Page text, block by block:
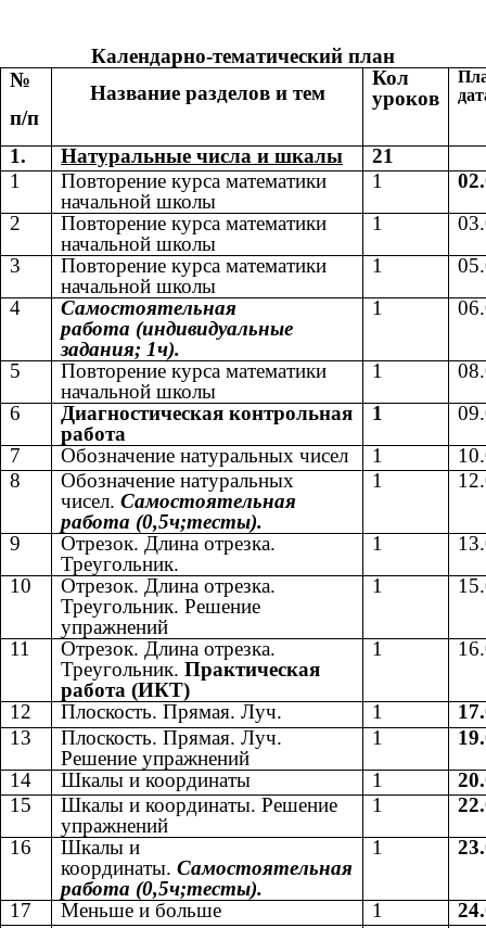
Календарно-тематический план
№
п/п
Название разделов и тем
Кол
уроков
1. Натуральные числа и шкалы
21
1
Повторение курса математики
начальной школы
1
2
Повторение курса математики
начальной школы
1
3
Повторение курса математики
начальной школы
1
4
Самостоятельная
работа (индивидуальные
задания; 1ч).
1
5
Повторение курса математики
начальной школы
1
6
Диагностическая контрольная
работа
1
7
Обозначение натуральных чисел 1
8
Обозначение натуральных
чисел. Самостоятельная
работа (0,5ч;тесты).
1
9
Отрезок. Длина отрезка.
Треугольник.
1
10
Отрезок. Длина отрезка.
Треугольник. Решение
упражнений
1
11
Отрезок. Длина отрезка.
Треугольник. Практическая
работа (ИКТ)
1
12 Плоскость. Прямая. Луч. 1
13
Плоскость. Прямая. Луч.
Решение упражнений
1
14
Шкалы и координаты 1
15
Шкалы и координаты. Решение
упражнений
1
16
Шкалы и
координаты. Самостоятельная
работа (0,5ч;тесты).
1
17 Меньше и больше 1